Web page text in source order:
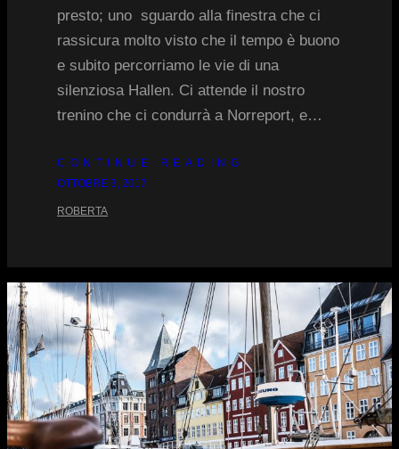
presto; uno sguardo alla finestra che ci
rassicura molto visto che il tempo è buono
e subito percorriamo le vie di una
silenziosa Hallen. Ci attende il nostro
trenino che ci condurrà a Norreport, e…
CONTINUE READING
OTTOBRE 3, 2017
ROBERTA